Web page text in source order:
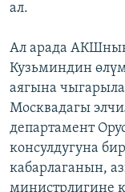
ал.
Ал арада
Кузьминдин
аягына
Москвадагы
департамент
консулдугуна
кабарлаганын,
министрлигине